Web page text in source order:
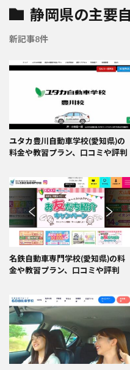
静岡県の主要
新記事8件
ユタカ豊川自動車学校(愛知県)の
料金や教習プラン、口コミや評判
名鉄自動車専門学校(愛知県)の料
金や教習プラン、口コミや評判